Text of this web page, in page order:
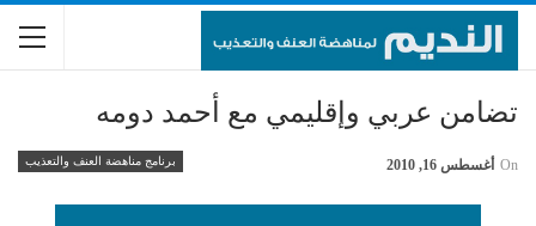
تضامن عربي وإقليمي مع أحمد دومه
برنامج مناهضة العنف والتعذيب On أغسطس 16, 2010